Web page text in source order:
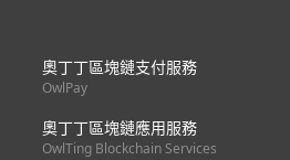
奧丁丁區塊鏈支付服務
OwlPay
奧丁丁區塊鏈應用服務
OwlTing Blockchain Services